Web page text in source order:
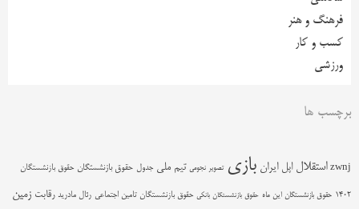
فرهنگ و هنر
کسب و کار
ورزشی
برچسب ها
zwnj استقلال اپل ایران بازی تصویر نجومی تیم ملی جدول حقوق بازنشستگان حقوق بازنشستگان
1402 حقوق بازنشستگان این ماه حقوق بازنشستگان بانکی حقوق بازنشستگان تامین اجتماعی رئال مادرید رقابت زمین